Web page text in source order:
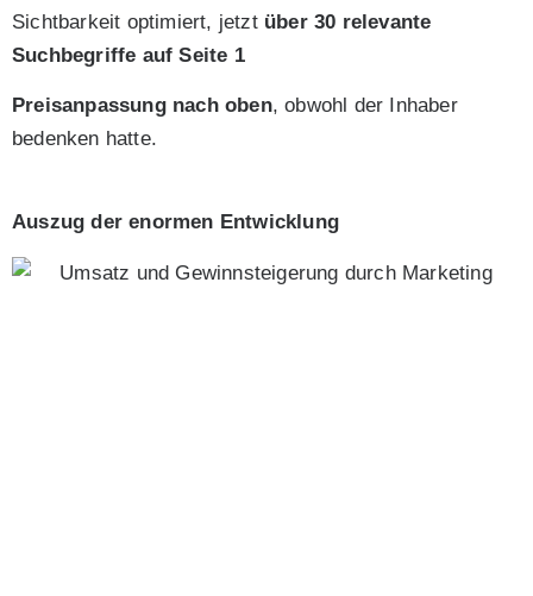
Sichtbarkeit optimiert, jetzt über 30 relevante
Suchbegriffe auf Seite 1
Preisanpassung nach oben, obwohl der Inhaber
bedenken hatte.
Auszug der enormen Entwicklung